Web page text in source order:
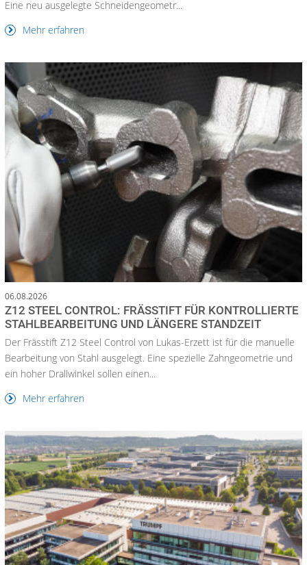
Eine neu ausgelegte Schneidengeometr...
Mehr erfahren
06.08.2026
Z12 STEEL CONTROL: FRÄSSTIFT FÜR KONTROLLIERTE
STAHLBEARBEITUNG UND LÄNGERE STANDZEIT
Der Frässtift Z12 Steel Control von Lukas-Erzett ist für die manuelle
Bearbeitung von Stahl ausgelegt. Eine spezielle Zahngeometrie und
ein hoher Drallwinkel sollen einen...
Mehr erfahren